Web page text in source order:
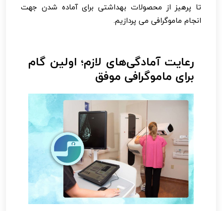
تا پرهیز از محصولات بهداشتی برای آماده شدن جهت
انجام ماموگرافی می پردازیم.
رعایت آمادگی‌های لازم؛ اولین گام
برای ماموگرافی موفق